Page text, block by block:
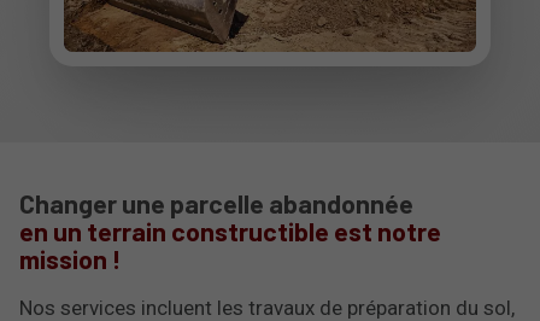
Changer une parcelle abandonnée
en un terrain constructible est notre
mission !
Nos services incluent les travaux de préparation du sol,